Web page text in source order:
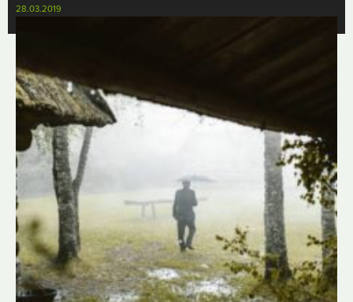
28.03.2019